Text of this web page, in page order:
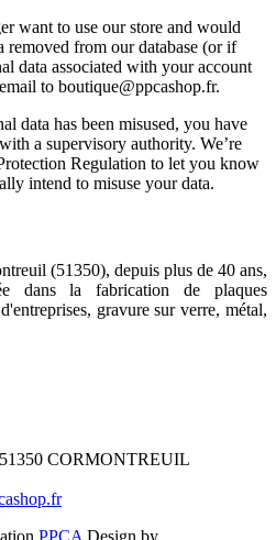
want to use our store and would
removed from our database (or if
data associated with your account
to boutique@ppcashop.fr.
data has been misused, you have
a supervisory authority. We’re
Regulation to let you know
intend to misuse your data.
(51350), depuis plus de 40 ans,
dans la fabrication de plaques
gravure sur verre, métal,
51350 CORMONTREUIL